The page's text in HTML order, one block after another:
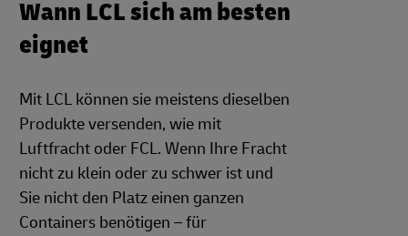
Wann LCL sich am besten
eignet
Mit LCL können sie meistens dieselben
Produkte versenden, wie mit
Luftfracht oder FCL. Wenn Ihre Fracht
nicht zu klein oder zu schwer ist und
Sie nicht den Platz einen ganzen
Containers benötigen – für